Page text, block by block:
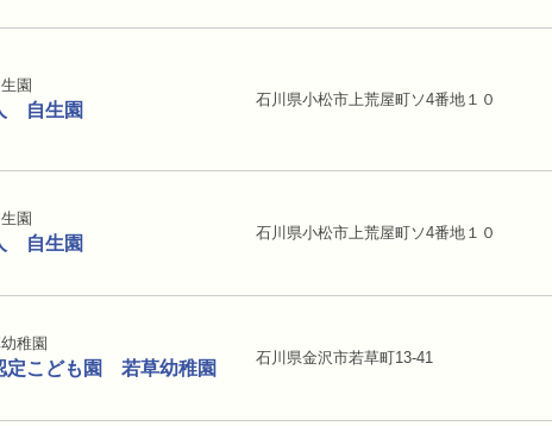
園
自生園
石川県小松市上荒屋町ソ4番地１０
園
自生園
石川県小松市上荒屋町ソ4番地１０
稚園
定こども園 若草幼稚園
石川県金沢市若草町13-41